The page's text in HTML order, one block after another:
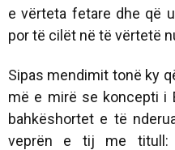
e vërteta fetare dhe që
por të cilët në të vërtetë
Sipas mendimit tonë ky
më e mirë se koncepti i
bahkëshortet e të
veprën e tij me titull: